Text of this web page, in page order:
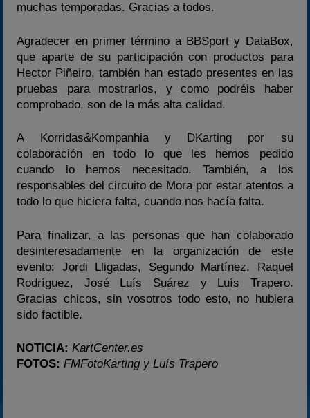
muchas temporadas. Gracias a todos.
Agradecer en primer término a BBSport y DataBox,
que aparte de su participación con productos para
Hector Piñeiro, también han estado presentes en las
pruebas para mostrarlos, y como podréis haber
comprobado, son de la más alta calidad.
A Korridas&Kompanhia y DKarting por su
colaboración en todo lo que les hemos pedido
cuando lo hemos necesitado. También, a los
responsables del circuito de Mora por estar atentos a
todo lo que hiciera falta, cuando nos hacía falta.
Para finalizar, a las personas que han colaborado
desinteresadamente en la organización de este
evento: Jordi Lligadas, Segundo Martínez, Raquel
Rodríguez, José Luís Suárez y Luís Trapero.
Gracias chicos, sin vosotros todo esto, no hubiera
sido factible.
NOTICIA:KartCenter.es
FOTOS: FMFotoKarting y Luís Trapero